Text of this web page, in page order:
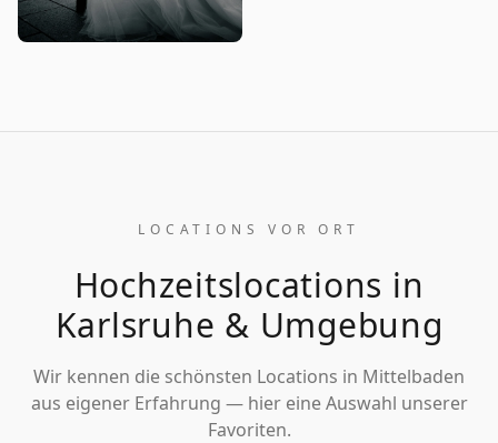
LOCATIONS VOR ORT
Hochzeitslocations in
Karlsruhe & Umgebung
Wir kennen die schönsten Locations in Mittelbaden
aus eigener Erfahrung — hier eine Auswahl unserer
Favoriten.